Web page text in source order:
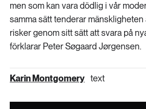
men som kan vara dödlig i vår
samma sätt tenderar
risker genom sitt sätt att svara på
förklarar Peter Søgaard Jørgensen.
Karin Montgomery text